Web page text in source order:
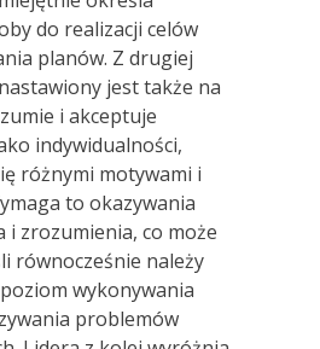
do realizacji celów
planów. Z drugiej
jest także na
i akceptuje
indywidualności,
różnymi motywami i
to okazywania
i zrozumienia, co może
równocześnie należy
wykonywania
problemów